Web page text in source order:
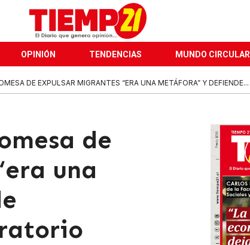
OPINIÓN TENDENCIAS MUNDO CIRCULAR
DE EXPULSAR MIGRANTES “ERA UNA METÁFORA” Y DEFIENDE...
de
una